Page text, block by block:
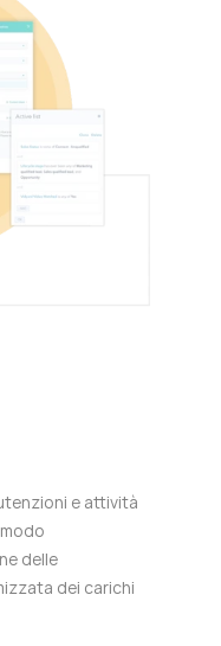
e attività
delle
dei carichi